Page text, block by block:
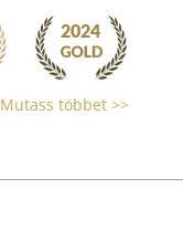
Mutass többet >>